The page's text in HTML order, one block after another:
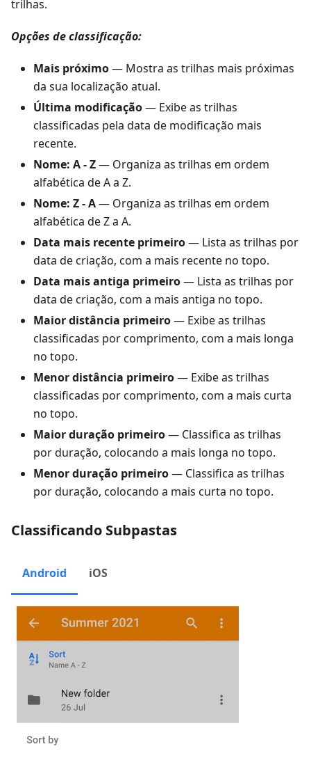
trilhas.
Opções de classificação:
Mais próximo— Mostra as trilhas mais próximas
da sua localização atual.
Última modificação— Exibe as trilhas
classificadas pela data de modificação mais
recente.
Nome: A - Z— Organiza as trilhas em ordem
alfabética de A a Z.
Nome: Z - A— Organiza as trilhas em ordem
alfabética de Z a A.
Data mais recente primeiro— Lista as trilhas por
data de criação, com a mais recente no topo.
Data mais antiga primeiro— Lista as trilhas por
data de criação, com a mais antiga no topo.
Maior distância primeiro— Exibe as trilhas
classificadas por comprimento, com a mais longa
no topo.
Menor distância primeiro— Exibe as trilhas
classificadas por comprimento, com a mais curta
no topo.
Maior duração primeiro— Classifica as trilhas
por duração, colocando a mais longa no topo.
Menor duração primeiro— Classifica as trilhas
por duração, colocando a mais curta no topo.
Classificando Subpastas
Android iOS